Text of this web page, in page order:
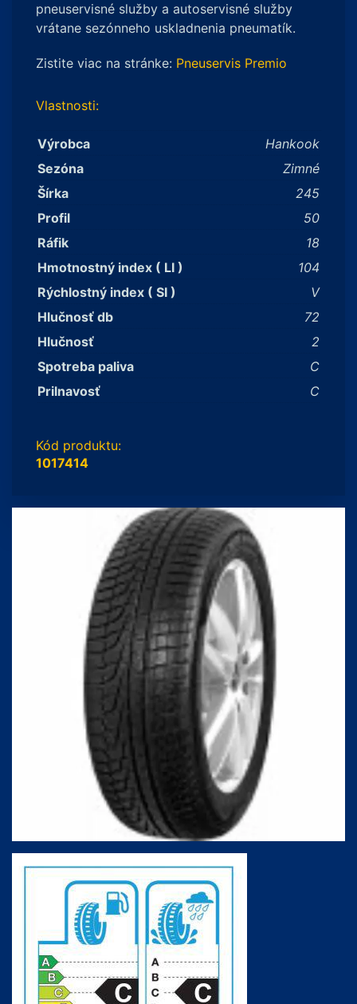
pneuservisné služby a autoservisné služby
vrátane sezónneho uskladnenia pneumatík.
Zistite viac na stránke: Pneuservis Premio
Vlastnosti:
Výrobca
Hankook
Sezóna
Zimné
Šírka
245
Profil
50
Ráfik
18
Hmotnostný index ( LI )
104
Rýchlostný index ( SI )
V
Hlučnosť db
72
Hlučnosť
2
Spotreba paliva
C
Prilnavosť
C
Kód produktu:
1017414